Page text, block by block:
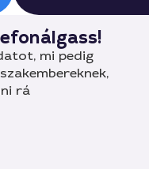
mi pedig
rá